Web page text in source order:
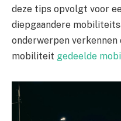
deze tips opvolgt voor
diepgaandere
onderwerpen verkennen
mobiliteit gedeelde